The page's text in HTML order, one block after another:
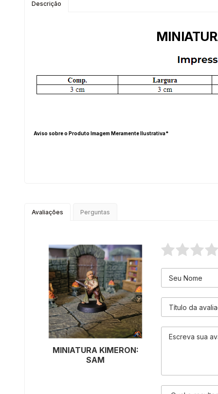
Descrição
Aviso sobre o Produto Imagem Meramente Ilustrativa*
Avaliações Perguntas
MINIATURA KIMERON:
SAM